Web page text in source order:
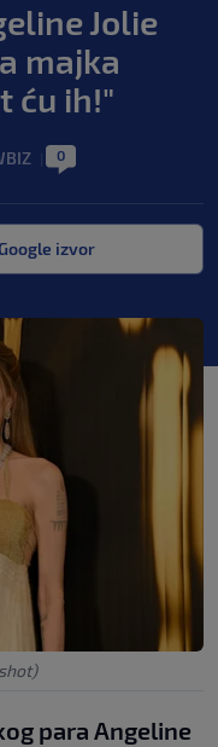
Jolie
majka
ću ih!"
0
izvor
para Angeline